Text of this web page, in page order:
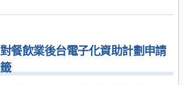
餐飲業後台電子化資助計劃申請